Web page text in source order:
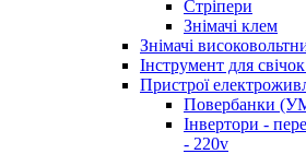
Стріпери
Знімачі клем
Знімачі
Інструмент для
Пристрої
Повербанки
Інвертори -
- 220v